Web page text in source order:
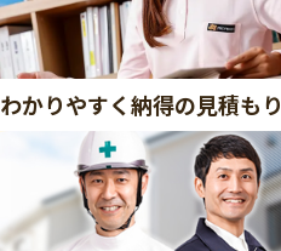
わかりやすく納得の見積もり